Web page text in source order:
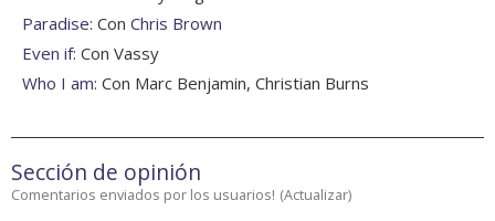
Paradise: Con Chris Brown
Even if: Con Vassy
Who I am: Con Marc Benjamin, Christian Burns
Sección de opinión
Comentarios enviados por los usuarios! (Actualizar)